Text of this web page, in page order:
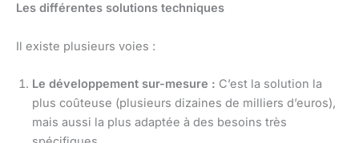
Les différentes solutions techniques
Il existe plusieurs voies :
Le développement sur-mesure : C’est la solution la
plus coûteuse (plusieurs dizaines de milliers d’euros),
mais aussi la plus adaptée à des besoins très